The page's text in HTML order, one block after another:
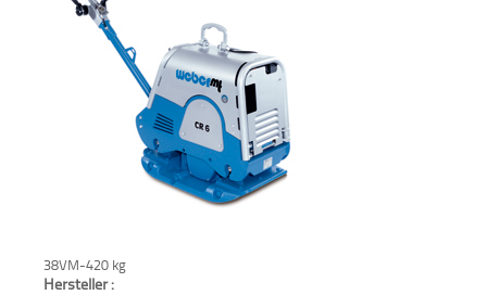
Fahrzeuge
Stromerzeuger
Vibrationstechnik
Kommunaltechnik
Sonstiges
38VM-420 kg
Hersteller :